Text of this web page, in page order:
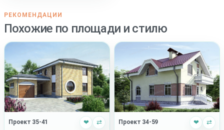
РЕКОМЕНДАЦИИ
Похожие по площади и стилю
Проект 35-41 ❤ ⇄ Проект 34-59 ❤ ⇄